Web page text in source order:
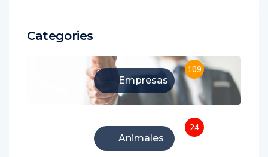
Categories
Empresas
109
Animales
24